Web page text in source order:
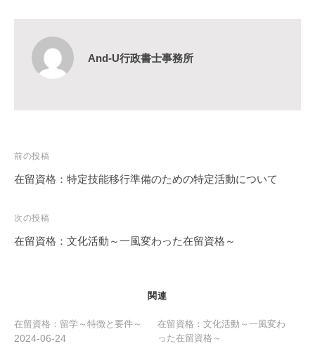
And-U行政書士事務所
投
稿
ビ
ゲ
前の投稿
在留資格：特定技能移行準備のための特定活動について
次の投稿
在留資格：文化活動～一風変わった在留資格～
関連
在留資格：留学～特徴と要件～
2024-06-24
在留資格：文化活動～一風変わ
った在留資格～